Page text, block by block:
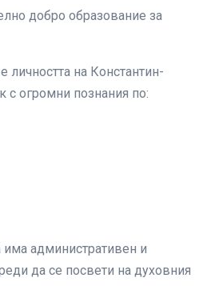
добро образование за
личността на Константин-
огромни познания по:
има административен и
да се посвети на духовния